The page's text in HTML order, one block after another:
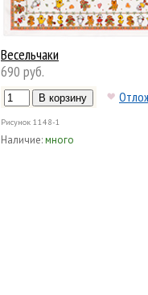
Весельчаки
690 руб.
Рисунок 1148-1
Наличие:много